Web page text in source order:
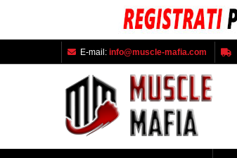
E-mail: info@muscle-mafia.com